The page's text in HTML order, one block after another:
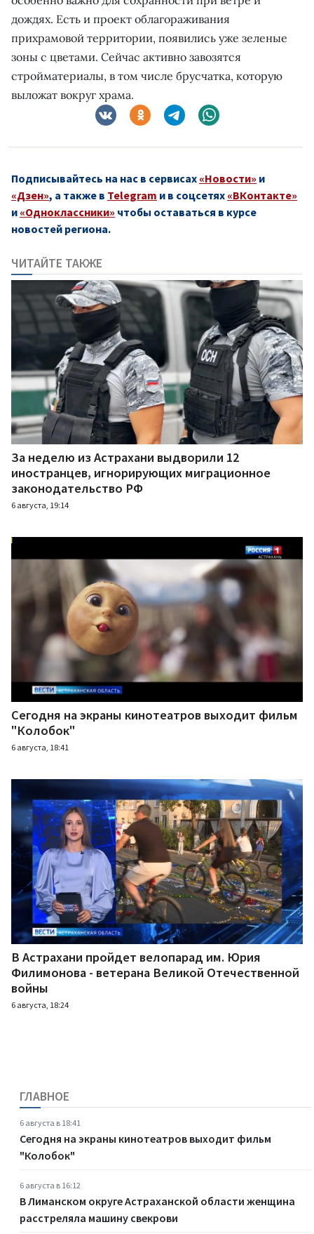
дождях. Есть и проект облагораживания
прихрамовой территории, появились уже зеленые
зоны с цветами. Сейчас активно завозятся
стройматериалы, в том числе брусчатка, которую
выложат вокруг храма.
Подписывайтесь на нас в сервисах «Новости» и
«Дзен», а также в Telegram и в соцсетях «ВКонтакте»
и «Одноклассники» чтобы оставаться в курсе
новостей региона.
ЧИТАЙТЕ ТАКЖЕ
За неделю из Астрахани выдворили 12
иностранцев, игнорирующих миграционное
законодательство РФ
6 августа, 19:14
Сегодня на экраны кинотеатров выходит фильм
"Колобок"
6 августа, 18:41
В Астрахани пройдет велопарад им. Юрия
Филимонова - ветерана Великой Отечественной
войны
6 августа, 18:24
ГЛАВНОЕ
6 августа в 18:41
Сегодня на экраны кинотеатров выходит фильм
"Колобок"
6 августа в 16:12
В Лиманском округе Астраханской области женщина
расстреляла машину свекрови